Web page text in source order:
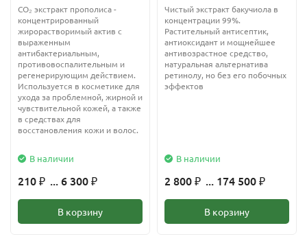
Используется в качестве загустителя, эмульгатора и
стабилизатора смесей. Ксантан образует защитную пленку на
коже и удерживает влагу, увлажняет эпидермис.
Ксантан добавляют при изготовлении шампуней, кремов,
лосьонов, конциционеров и т.д.
Применение:
Ксантановая камедь вводится в водную фазу, прекрасно
растворима в холодной и горячей воде, молоке, а также в
растворах соли и сахара.
Вводится в качестве загустителя, эмульгатора и стабилизатора
CO₂ экстракт прополиса -
концентрированный
жирорастворимый актив с
выраженным
антибактериальным,
противовоспалительным и
регенерирующим действием.
Используется в косметике для
ухода за проблемной, жирной и
чувствительной кожей, а также
в средствах для
восстановления кожи и волос.
В наличии
210 ₽ ... 6 300 ₽
В корзину
Чистый экстракт бакучиола в
концентрации 99%.
Растительный антисептик,
антиоксидант и мощнейшее
антивозрастное средство,
натуральная альтернатива
ретинолу, но без его побочных
эффектов
В наличии
2 800 ₽ ... 174 500 ₽
В корзину